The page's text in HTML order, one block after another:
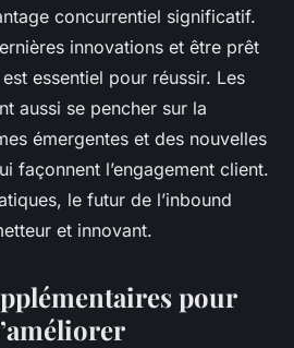
concurrentiel significatif.
innovations et être prêt
essentiel pour réussir. Les
aussi se pencher sur la
émergentes et des nouvelles
façonnent l’engagement client.
le futur de l’inbound
et innovant.
pour